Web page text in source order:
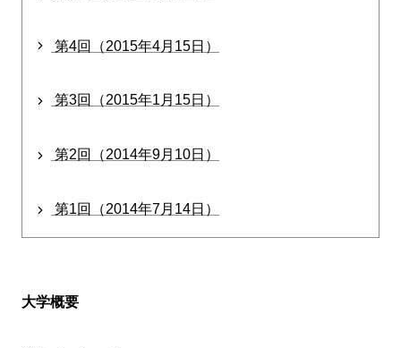
第4回（2015年4月15日）
第3回（2015年1月15日）
第2回（2014年9月10日）
第1回（2014年7月14日）
大学概要